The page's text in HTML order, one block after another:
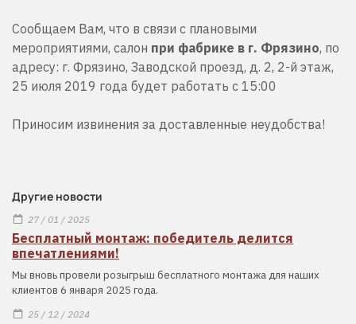
Сообщаем Вам, что в связи с плановыми
мероприятиями, салон при фабрике в г. Фрязино, по
адресу: г. Фрязино, Заводской проезд, д. 2, 2-й этаж,
25 июля 2019 года будет работать с 15:00
Приносим извинения за доставленные неудобства!
Другие новости
27 / 01 / 2025
Бесплатный монтаж: победитель делится
впечатлениями!
Мы вновь провели розыгрыш бесплатного монтажа для наших
клиентов 6 января 2025 года.
25 / 12 / 2024